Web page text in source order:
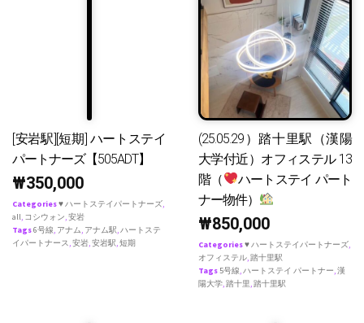
[安岩駅][短期] ハートステイ
パートナーズ【505ADT】
₩350,000
Categories♥ ハートステイパートナーズ,
all, コシウォン,安岩
Tags6号線, アナム, アナム駅,ハートステ
イパートナース,安岩,安岩駅,短期
(25.05.29）踏十里駅（漢陽
大学付近）オフィステル 13
階（
ハートステイ パート
ナー物件）
₩850,000
Categories♥ ハートステイパートナーズ,
オフィステル,踏十里駅
Tags 5号線,ハートステイ パートナー,漢
陽大学,踏十里,踏十里駅